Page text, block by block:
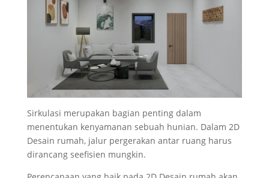
Sirkulasi merupakan bagian penting dalam
menentukan kenyamanan sebuah hunian. Dalam 2D
Desain rumah, jalur pergerakan antar ruang harus
dirancang seefisien mungkin.